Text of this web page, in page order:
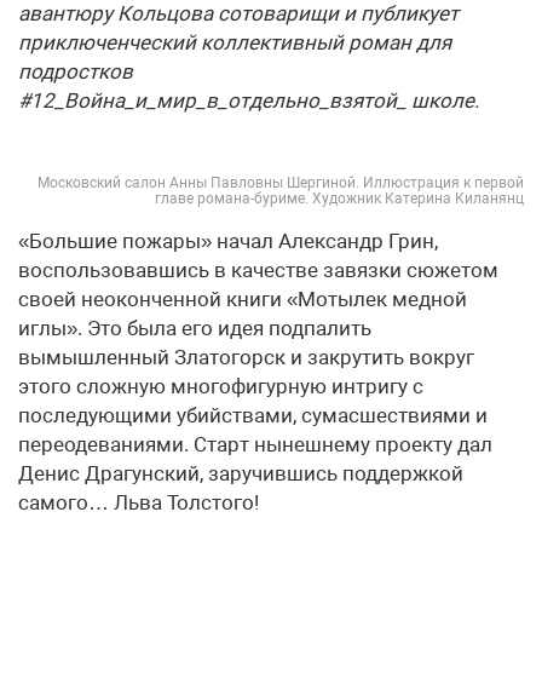
авантюру Кольцова сотоварищи и публикует
приключенческий коллективный роман для
подростков
#12_Война_и_мир_в_отдельно_взятой_ школе.
Московский салон Анны Павловны Шергиной. Иллюстрация к первой
главе романа-буриме. Художник Катерина Киланянц
«Большие пожары» начал Александр Грин,
воспользовавшись в качестве завязки сюжетом
своей неоконченной книги «Мотылек медной
иглы». Это была его идея подпалить
вымышленный Златогорск и закрутить вокруг
этого сложную многофигурную интригу с
последующими убийствами, сумасшествиями и
переодеваниями. Старт нынешнему проекту дал
Денис Драгунский, заручившись поддержкой
самого… Льва Толстого!